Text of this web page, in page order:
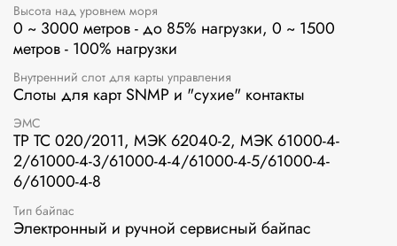
Высота над уровнем моря
0 ~ 3000 метров - до 85% нагрузки, 0 ~ 1500
метров - 100% нагрузки
Внутренний слот для карты управления
Cлоты для карт SNMP и "сухие" контакты
ЭМС
ТР ТС 020/2011, МЭК 62040-2, МЭК 61000-4-
2/61000-4-3/61000-4-4/61000-4-5/61000-4-
6/61000-4-8
Тип байпас
Электронный и ручной сервисный байпас